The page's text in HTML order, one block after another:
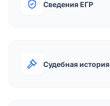
Сведения ЕГР
Судебная история